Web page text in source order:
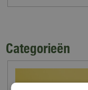
Categorieën